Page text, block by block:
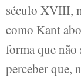
século XVIII,
como Kant
forma que
perceber que,